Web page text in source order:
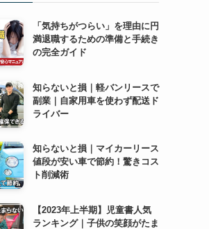
「気持ちがつらい」を理由に円
満退職するための準備と手続き
の完全ガイド
知らないと損｜軽バンリースで
副業｜自家用車を使わず配送ド
ライバー
知らないと損｜マイカーリース
値段が安い車で節約！驚きコス
ト削減術
【2023年上半期】児童書人気
ランキング｜子供の笑顔がたま